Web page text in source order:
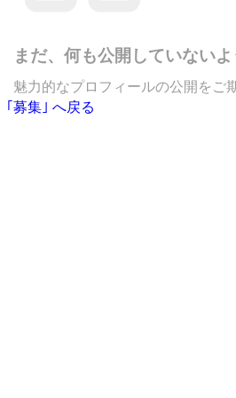
まだ、何も公開していない
魅力的なプロフィールの公開をご
｢募集｣ へ戻る